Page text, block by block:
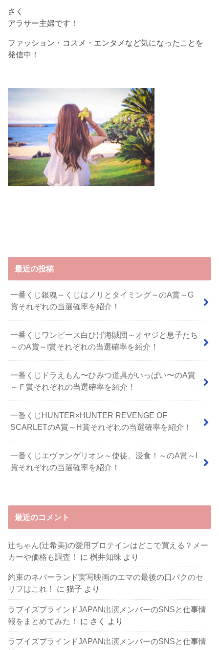
さく
アラサー主婦です！
ファッション・コスメ・エンタメなど気になったことを
発信中！
最近の投稿
一番くじ銀魂～くじはノリとタイミング～のA賞～G
賞それぞれの当選確率を紹介！
一番くじワンピース白ひげ海賊団～オヤジと息子たち
～のA賞～I賞それぞれの当選確率を紹介！
⼀番くじドラえもん〜ひみつ道具がいっぱい〜のA賞
～Ｆ賞それぞれの当選確率を紹介！
一番くじHUNTER×HUNTER REVENGE OF
SCARLETのA賞～H賞それぞれの当選確率を紹介！
一番くじエヴァンゲリオン～使徒、浸食！～のA賞～I
賞それぞれの当選確率を紹介！
最近のコメント
辻ちゃん(辻希美)の愛用プロテインはどこで買える？メー
カーや価格も調査！
に桝井知珠 より
約束のネバーランド実写映画のエマの最後の口パクのセ
リフはこれ！
に猫子 より
ラブイズブラインドJAPAN出演メンバーのSNSと仕事情
報をまとめてみた！
に さく より
ラブイズブラインドJAPAN出演メンバーのSNSと仕事情